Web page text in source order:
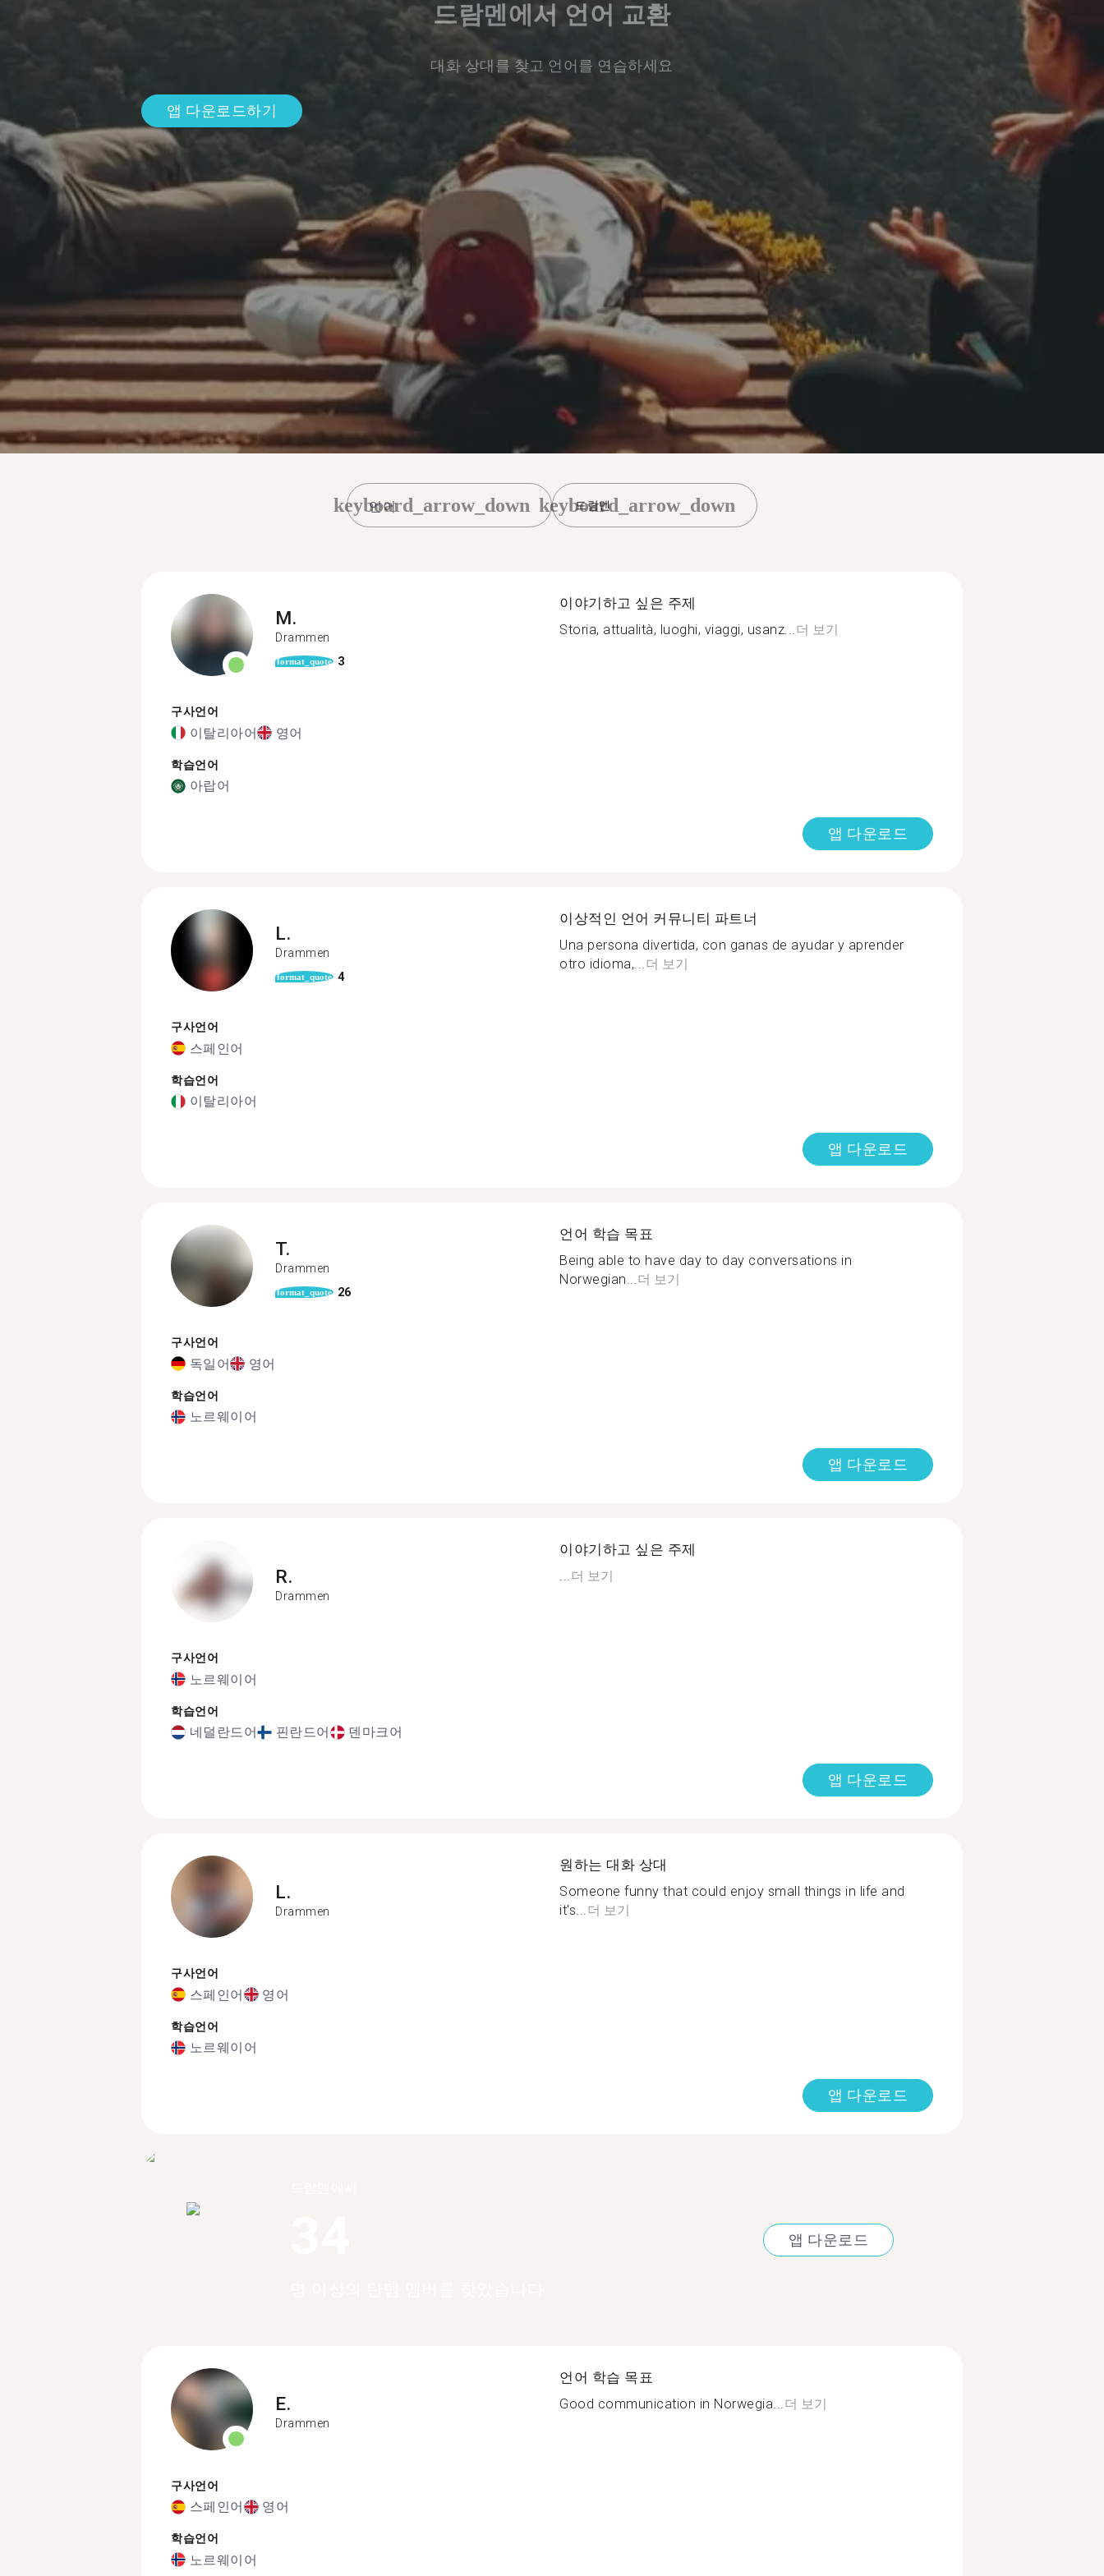
드람멘에서 언어 교환
대화 상대를 찾고 언어를 연습하세요
앱 다운로드하기
keyboard_arrow_down 드람멘
keyboard_arrow_down
M.
Drammen
format_quote 3
구사언어
이탈리아어 영어
학습언어
아랍어
이야기하고 싶은 주제
Storia, attualità, luoghi, viaggi, usanz...더 보기
앱 다운로드
L.
Drammen
format_quote 4
구사언어
스페인어
학습언어
이탈리아어
이상적인 언어 커뮤니티 파트너
Una persona divertida, con ganas de ayudar y aprender
otro idioma,...더 보기
앱 다운로드
T.
Drammen
format_quote 26
구사언어
독일어 영어
학습언어
노르웨이어
언어 학습 목표
Being able to have day to day conversations in
Norwegian...더 보기
앱 다운로드
R.
Drammen
구사언어
노르웨이어
학습언어
네덜란드어 핀란드어 덴마크어
이야기하고 싶은 주제
...더 보기
앱 다운로드
L.
Drammen
구사언어
스페인어 영어
학습언어
노르웨이어
원하는 대화 상대
Someone funny that could enjoy small things in life and
it's...더 보기
앱 다운로드
앱 다운로드
E.
Drammen
구사언어
스페인어 영어
학습언어
노르웨이어
언어 학습 목표
Good communication in Norwegia... 더 보기